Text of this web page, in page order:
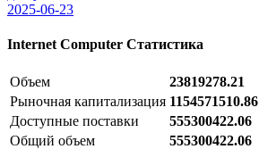
2025-06-23
Internet Computer Статистика
Объем
23819278.21
Рыночная капитализация 1154571510.86
Доступные поставки
555300422.06
Общий объем
555300422.06